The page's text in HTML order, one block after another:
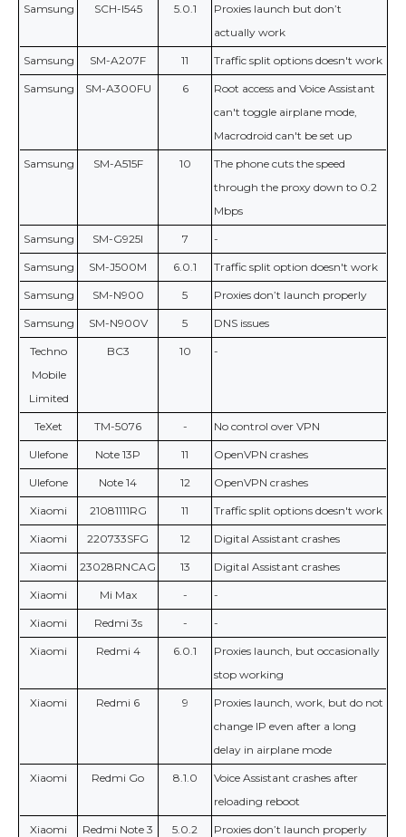
Samsung SCH-I545 5.0.1
Proxies launch but don’t
actually work
Samsung SM-A207F 11 Traffic split options doesn't work
Samsung SM-A300FU 6
Root access and Voice Assistant
can't toggle airplane mode,
Macrodroid can't be set up
Samsung SM-A515F 10
The phone cuts the speed
through the proxy down to 0.2
Mbps
Samsung SM-G925I 7 -
Samsung SM-J500M 6.0.1 Traffic split option doesn't work
Samsung SM-N900 5 Proxies don’t launch properly
Samsung SM-N900V 5 DNS issues
Techno
Mobile
Limited
BC3 10 -
TeXet TM-5076 - No control over VPN
Ulefone Note 13P 11 OpenVPN crashes
Ulefone Note 14 12 OpenVPN crashes
Xiaomi 21081111RG 11 Traffic split options doesn't work
Xiaomi 220733SFG 12 Digital Assistant crashes
Xiaomi 23028RNCAG 13 Digital Assistant crashes
Xiaomi Mi Max - -
Xiaomi Redmi 3s - -
Xiaomi Redmi 4 6.0.1
Proxies launch, but occasionally
stop working
Xiaomi Redmi 6 9
Proxies launch, work, but do not
change IP even after a long
delay in airplane mode
Xiaomi Redmi Go 8.1.0
Voice Assistant crashes after
reloading reboot
Xiaomi Redmi Note 3 5.0.2 Proxies don’t launch properly